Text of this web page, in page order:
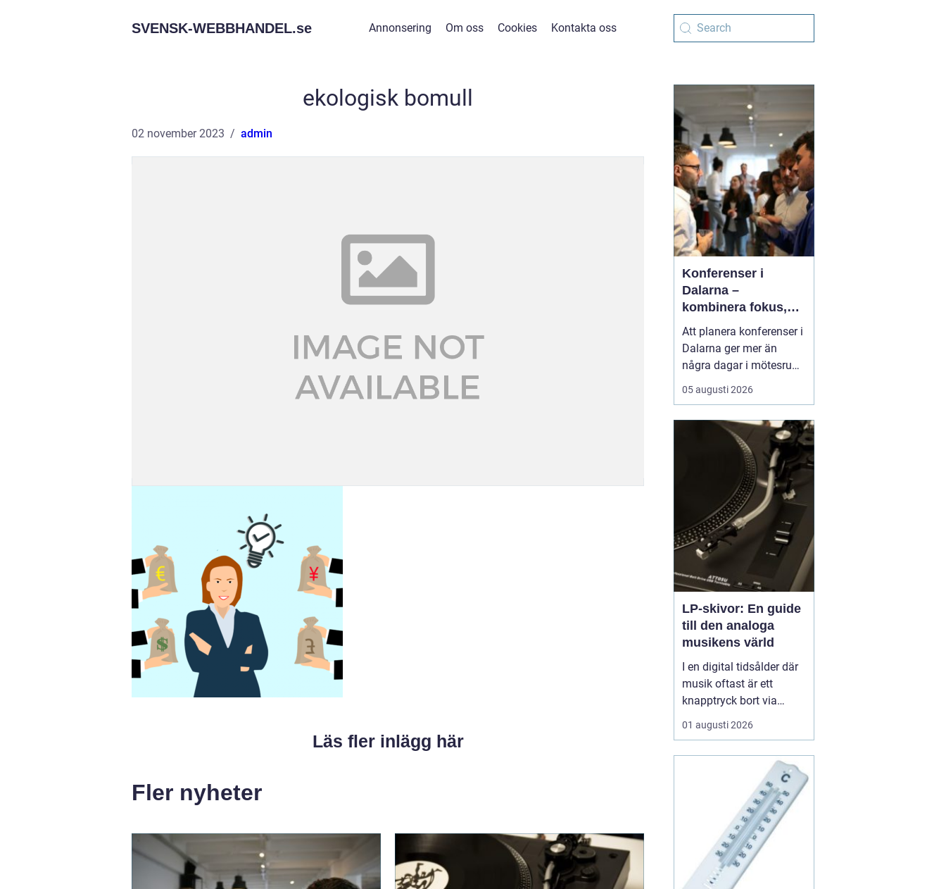
SVENSK-WEBBHANDEL.se Annonsering Om oss Cookies Kontakta oss
ekologisk bomull
02 november 2023 admin
Läs fler inlägg här
Fler nyheter
Konferenser i
Dalarna –
kombinera fokus,
natur och starka
gruppmöten
Att planera konferenser i
Dalarna ger mer än
några dagar i mötesrum.
Många företag söker
miljöer som stärker
och arbetsglädje, och
där är Dalarnas
kombination av kultur, ...
05 augusti 2026
LP-skivor: En guide
till den analoga
musikens värld
I en digital tidsålder där
musik oftast är ett
knapptryck bort via
streamingtjänster, finns
det ännu de som väljer
hos LP skivor. Dessa
skivor erbjuder mer än
bara musik; de ger en
taktil och au...
01 augusti 2026